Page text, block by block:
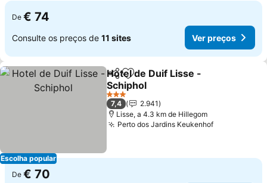
De € 74
Consulte os preços de 11 sites Ver preços
Escolha popular
PartilharAdicionar aos favoritos
Hotel de Duif Lisse -
Schiphol
3 Estrelas
7,4
2.941
Lisse, a 4.3 km de Hillegom
Perto dos Jardins Keukenhof
De € 70